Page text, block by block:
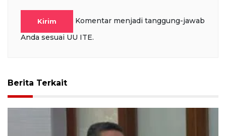
Kirim
Komentar menjadi tanggung-jawab
Anda sesuai UU ITE.
Berita Terkait